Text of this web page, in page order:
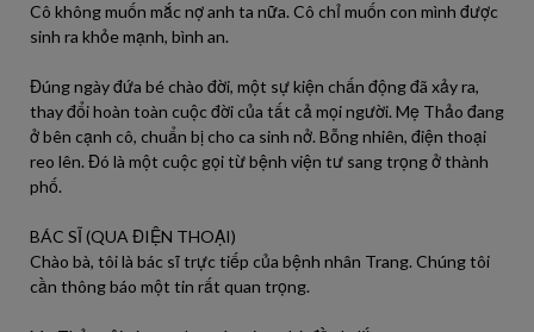
Cô không muốn mắc nợ anh ta nữa. Cô chỉ muốn con mình được
sinh ra khỏe mạnh, bình an.
Đúng ngày đứa bé chào đời, một sự kiện chấn động đã xảy ra,
thay đổi hoàn toàn cuộc đời của tất cả mọi người. Mẹ Thảo đang
ở bên cạnh cô, chuẩn bị cho ca sinh nở. Bỗng nhiên, điện thoại
reo lên. Đó là một cuộc gọi từ bệnh viện tư sang trọng ở thành
phố.
BÁC SĨ (QUA ĐIỆN THOẠI)
Chào bà, tôi là bác sĩ trực tiếp của bệnh nhân Trang. Chúng tôi
cần thông báo một tin rất quan trọng.